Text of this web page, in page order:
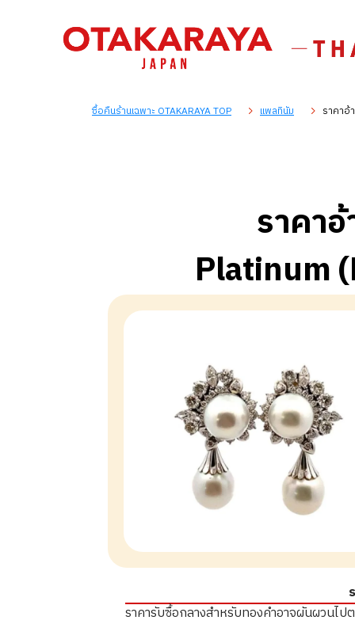
ซื้อคืนร้านเฉพาะ OTAKARAYA TOP แพลทินัม ราคาอ้
ราคา
Platinum
ราคารับซื้อกลางสำหรับทองคำอาจผันผวนไป